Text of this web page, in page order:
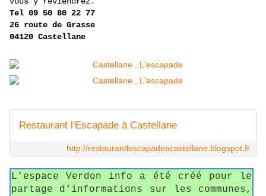
Tel 09 50 80 22 77
26 route de Grasse
04120 Castellane
Restaurant l'Escapade à Castellane
http://restaurantlescapadeacastellane.blogspot.fr
L'espace Verdon info a été créé pour le
partage d'informations sur les communes,